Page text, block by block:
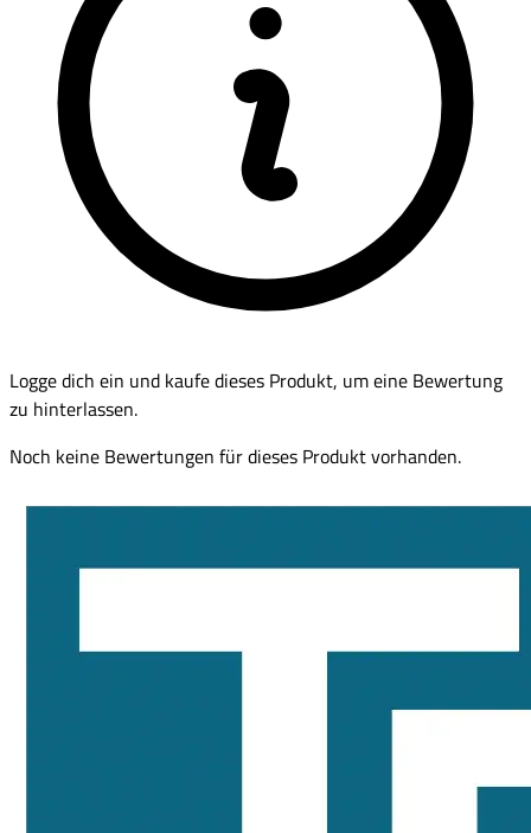
Logge dich ein und kaufe dieses Produkt, um eine Bewertung
zu hinterlassen.
Noch keine Bewertungen für dieses Produkt vorhanden.